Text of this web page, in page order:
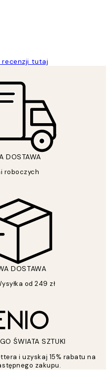
recenzji tutaj
DOSTAWA
roboczych
DOSTAWA
od 249 zł
ŚWIATA SZTUKI
i uzyskaj 15% rabatu na
zakupu.